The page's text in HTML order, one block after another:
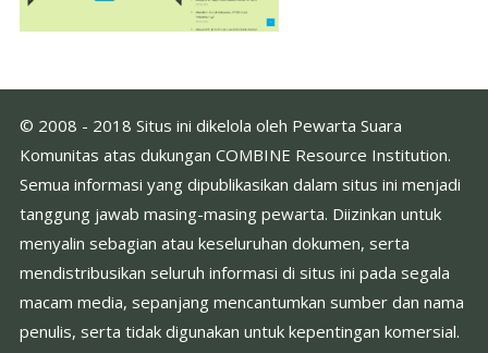
© 2008 - 2018 Situs ini dikelola oleh Pewarta Suara
Komunitas atas dukungan COMBINE Resource Institution.
Semua informasi yang dipublikasikan dalam situs ini menjadi
tanggung jawab masing-masing pewarta. Diizinkan untuk
menyalin sebagian atau keseluruhan dokumen, serta
mendistribusikan seluruh informasi di situs ini pada segala
macam media, sepanjang mencantumkan sumber dan nama
penulis, serta tidak digunakan untuk kepentingan komersial.